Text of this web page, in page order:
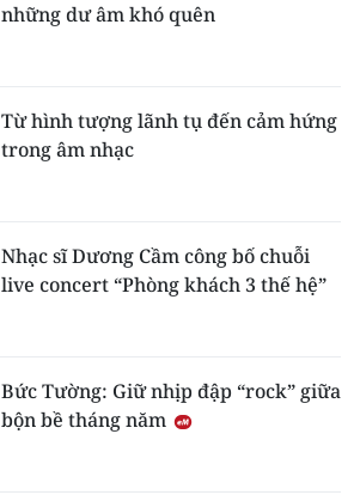
những dư âm khó quên
Từ hình tượng lãnh tụ đến cảm hứng
trong âm nhạc
Nhạc sĩ Dương Cầm công bố chuỗi
live concert “Phòng khách 3 thế hệ”
Bức Tường: Giữ nhịp đập “rock” giữa
bộn bề tháng năm